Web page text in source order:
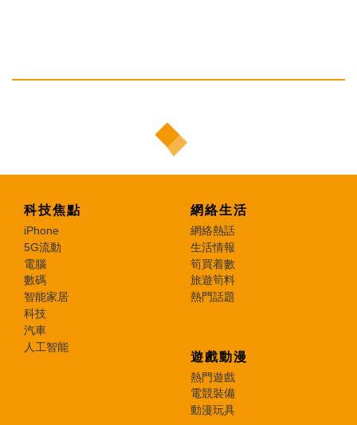
科技焦點
iPhone
5G流動
電腦
數碼
智能家居
科技
汽車
人工智能
網絡生活
網絡熱話
生活情報
筍買着數
旅遊筍料
熱門話題
遊戲動漫
熱門遊戲
電競裝備
動漫玩具